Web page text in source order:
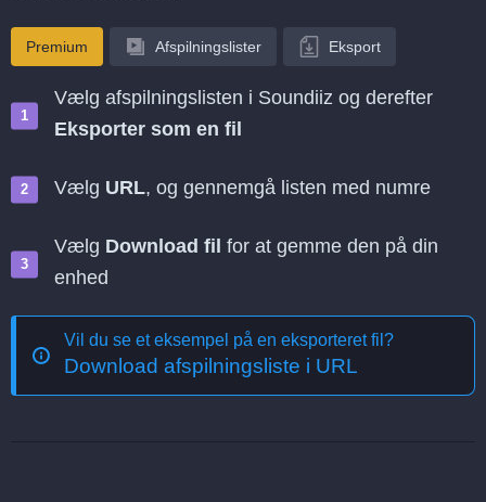
Premium Afspilningslister Eksport
Vælg afspilningslisten i Soundiiz og derefter
Eksporter som en fil
Vælg URL, og gennemgå listen med numre
Vælg Download fil for at gemme den på din
enhed
Vil du se et eksempel på en eksporteret fil?
Download afspilningsliste i URL